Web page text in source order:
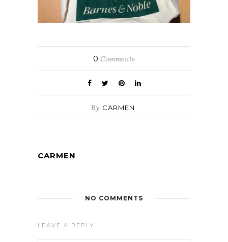
0 Comments
By CARMEN
CARMEN
NO COMMENTS
LEAVE A REPLY